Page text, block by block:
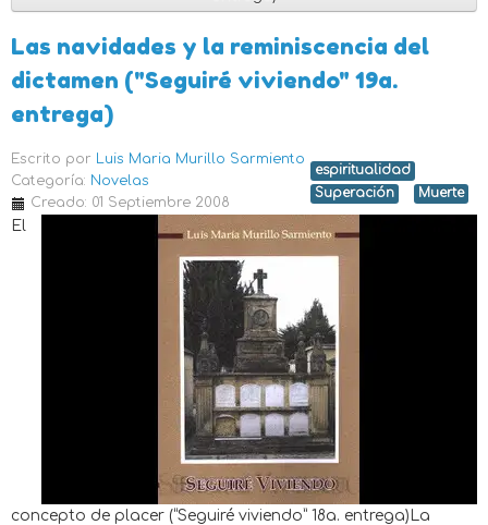
Las navidades y la reminiscencia del
dictamen ("Seguiré viviendo" 19a.
entrega)
Escrito por Luis Maria Murillo Sarmiento
Categoría: Novelas
Creado: 01 Septiembre 2008
espiritualidad
Superación
Muerte
El
concepto de placer (“Seguiré viviendo” 18a. entrega)La